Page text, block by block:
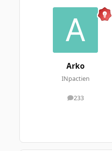
Arko
INpactien
233
messages